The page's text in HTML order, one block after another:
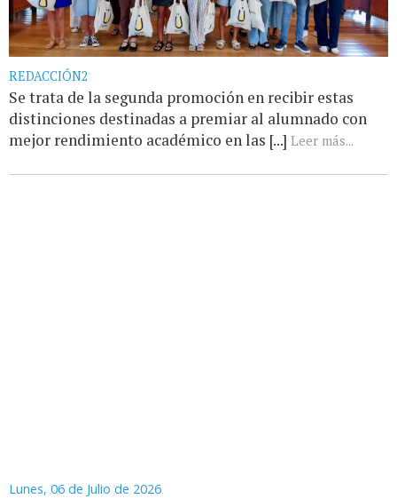
REDACCIÓN2
Se trata de la segunda promoción en recibir estas
distinciones destinadas a premiar al alumnado con
mejor rendimiento académico en las [...] Leer más...
Lunes, 06 de Julio de 2026